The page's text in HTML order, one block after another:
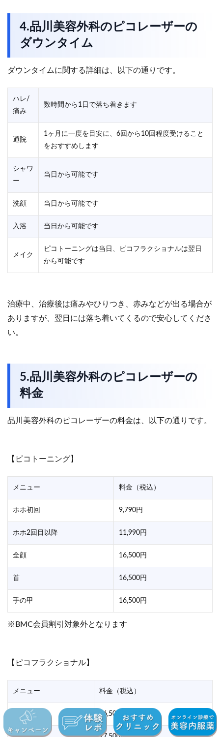
4.品川美容外科のピコレーザーの
ダウンタイム
ダウンタイムに関する詳細は、以下の通りです。
ハレ/
痛み
数時間から1日で落ち着きます
通院
1ヶ月に一度を目安に、6回から10回程度受けること
をおすすめします
シャワ
ー
当日から可能です
洗顔 当日から可能です
入浴 当日から可能です
メイク
ピコトーニングは当日、ピコフラクショナルは翌日
から可能です
治療中、治療後は痛みやひりつき、赤みなどが出る場合が
ありますが、翌日には落ち着いてくるので安心してくださ
い。
5.品川美容外科のピコレーザーの
料金
品川美容外科のピコレーザーの料金は、以下の通りです。
【ピコトーニング】
メニュー 料金（税込）
ホホ初回 9,790円
ホホ2回目以降 11,990円
全顔 16,500円
首 16,500円
手の甲 16,500円
※BMC会員割引対象外となります
【ピコフラクショナル】
メニュー 料金（税込）
ホホ＋鼻 16,500円